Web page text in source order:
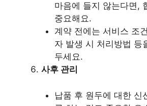
마음에 들지 않는다면,
중요해요.
계약 전에는 서비스 조
자 발생 시 처리방법 등
두세요.
사후 관리
납품 후 원두에 대한 신